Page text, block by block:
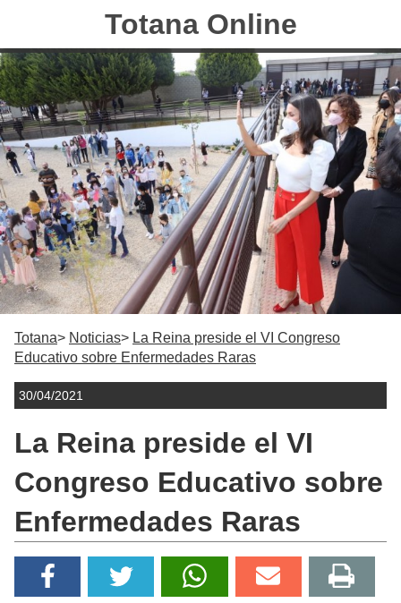
Totana Online
Totana Noticias
La Reina preside el VI Congreso
Educativo sobre Enfermedades Raras
30/04/2021
La Reina preside el VI
Congreso Educativo sobre
Enfermedades Raras